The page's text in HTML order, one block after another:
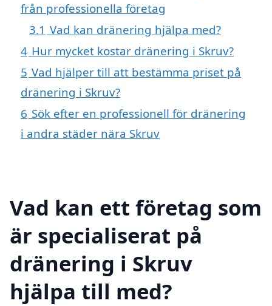
från professionella företag
3.1 Vad kan dränering hjälpa med?
4 Hur mycket kostar dränering i Skruv?
5 Vad hjälper till att bestämma priset på
dränering i Skruv?
6 Sök efter en professionell för dränering
i andra städer nära Skruv
Vad kan ett företag som
är specialiserat på
dränering i Skruv
hjälpa till med?